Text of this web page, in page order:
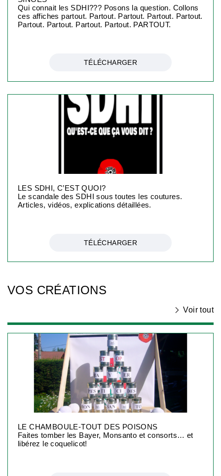
Qui connait les SDHI??? Posons la question. Collons
ces affiches partout. Partout. Partout. Partout. Partout.
Partout. Partout. Partout. Partout. PARTOUT.
TÉLÉCHARGER
LES SDHI, C’EST QUOI?
Le scandale des SDHI sous toutes les coutures.
Articles, vidéos, explications détaillées.
TÉLÉCHARGER
VOS CRÉATIONS
Voir tout
LE CHAMBOULE-TOUT DES POISONS
Faites tomber les Bayer, Monsanto et consorts… et
libérez le coquelicot!